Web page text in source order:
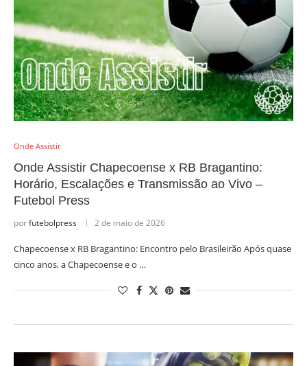
Onde Assistir
Onde Assistir Chapecoense x RB Bragantino:
Horário, Escalações e Transmissão ao Vivo –
Futebol Press
porfutebolpress 2 de maio de 2026
Chapecoense x RB Bragantino: Encontro pelo Brasileirão Após quase
cinco anos, a Chapecoense e o …